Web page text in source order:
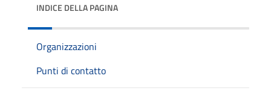
INDICE DELLA PAGINA
Organizzazioni
Punti di contatto